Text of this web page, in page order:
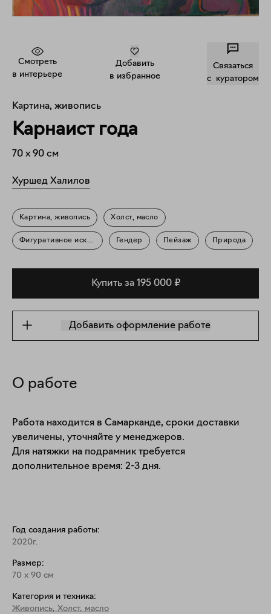
Смотреть
в интерьере
Добавить
в избранное
Связаться
c куратором
Картина, живопись
Карнаист года
70 x 90 см
Хуршед Халилов
Картина, живопись Холст, масло
Фигуративное искусство Гендер Пейзаж Природа
Купить за 195 000 ₽
Добавить оформление работе
О работе
Работа находится в Самарканде, сроки доставки
увеличены, уточняйте у менеджеров.
Для натяжки на подрамник требуется
дополнительное время: 2-3 дня.
Год создания работы:
2020г.
Размер:
70 x 90 см
Категория и техника:
Живопись, Холст, масло